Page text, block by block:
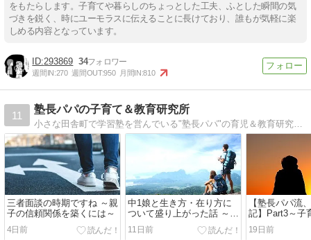
をもたらします。子育てや暮らしのちょっとした工夫、ふとした瞬間の気
づきを鋭く、時にユーモラスに伝えることに長けており、誰もが気軽に楽
しめる内容となっています。
293869 34
週間IN:270 週間OUT:950 月間IN:810
11
塾長パパの子育て＆教育研究所
小さな田舎町で学習塾を営んでいる"塾長パパ"の育児＆教育研究レポート。高2の息子と中1の娘の父で、17年間「頭の良い子に育てない子育て」を実践中。その子育てメソッド、また子育てや教育の仕事を通して学んだこと、感じたことを熱く語る！
三者面談の時期ですね ～親
子の信頼関係を築くには～
4日前
中1娘と生き方・在り方に
ついて盛り上がった話 ～
「ミッションステートメン
ト」って何？～
11日前
【塾長パパ流
記】Part3～子
運命をも変え
19日前